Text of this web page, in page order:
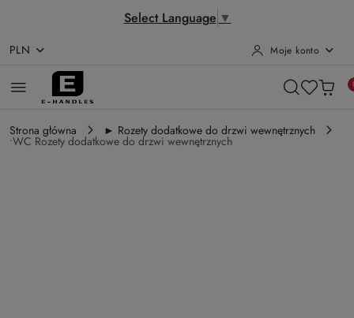
Select Language ▼
Przejdź do treści głównej
Przejdź do wyszukiwarki
Przejdź do moje konto
Przejdź do menu głównego
Przejdź do opisu produktu
Przejdź do stopki
PLN Moje konto
Strona główna ► Rozety dodatkowe do drzwi wewnętrznych
•WC Rozety dodatkowe do drzwi wewnętrznych